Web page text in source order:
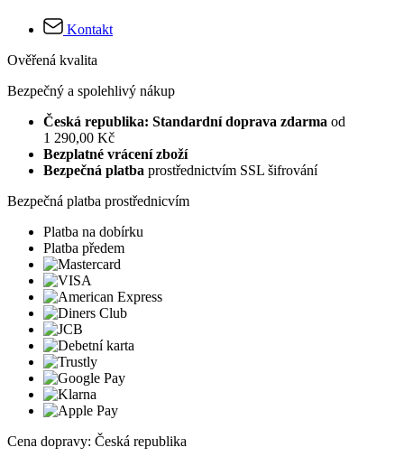
Kontakt
Ověřená kvalita
Bezpečný a spolehlivý nákup
Česká republika: Standardní doprava zdarma od
1 290,00 Kč
Bezplatné vrácení zboží
Bezpečná platba prostřednictvím SSL šifrování
Bezpečná platba prostřednicvím
Platba na dobírku
Platba předem
Cena dopravy: Česká republika